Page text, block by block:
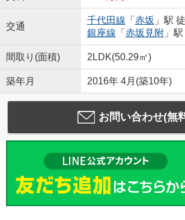
交通
千代田線 「 赤坂 」駅
銀座線 「 赤坂見附」駅
間取り(面積) 2LDK(50.29㎡)
築年月 2016年 4月(築10年)
お問い合わせ(無